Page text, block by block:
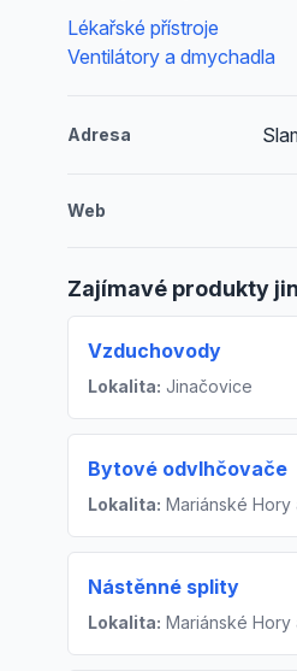
Lékařské přístroje
Ventilátory a dmychadla
Adresa
Web
Zajímavé produkty
Vzduchovody
Lokalita: Jinačovice
Bytové odvlhčovače
Lokalita: Mariánské Hory
Nástěnné splity
Lokalita: Mariánské Hory